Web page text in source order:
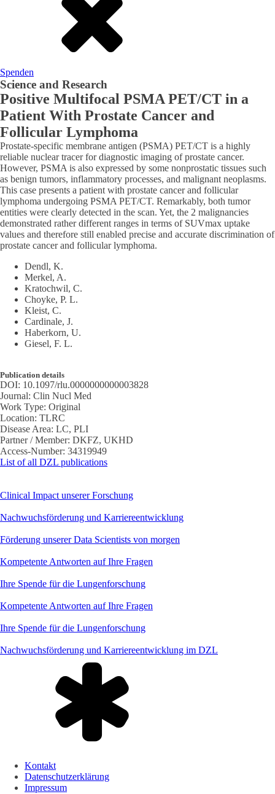
Spenden
Science and Research
Positive Multifocal PSMA PET/CT in a
Patient With Prostate Cancer and
Follicular Lymphoma
Prostate-specific membrane antigen (PSMA) PET/CT is a highly
reliable nuclear tracer for diagnostic imaging of prostate cancer.
However, PSMA is also expressed by some nonprostatic tissues such
as benign tumors, inflammatory processes, and malignant neoplasms.
This case presents a patient with prostate cancer and follicular
lymphoma undergoing PSMA PET/CT. Remarkably, both tumor
entities were clearly detected in the scan. Yet, the 2 malignancies
demonstrated rather different ranges in terms of SUVmax uptake
values and therefore still enabled precise and accurate discrimination of
prostate cancer and follicular lymphoma.
Dendl, K.
Merkel, A.
Kratochwil, C.
Choyke, P. L.
Kleist, C.
Cardinale, J.
Haberkorn, U.
Giesel, F. L.
Publication details
DOI: 10.1097/rlu.0000000000003828
Journal: Clin Nucl Med
Work Type: Original
Location: TLRC
Disease Area: LC, PLI
Partner / Member: DKFZ, UKHD
Access-Number: 34319949
List of all DZL publications
Clinical Impact unserer Forschung
Nachwuchsförderung und Karriereentwicklung
Förderung unserer Data Scientists von morgen
Kompetente Antworten auf Ihre Fragen
Ihre Spende für die Lungenforschung
Kompetente Antworten auf Ihre Fragen
Ihre Spende für die Lungenforschung
Nachwuchsförderung und Karriereentwicklung im DZL
Kontakt
Datenschutzerklärung
Impressum